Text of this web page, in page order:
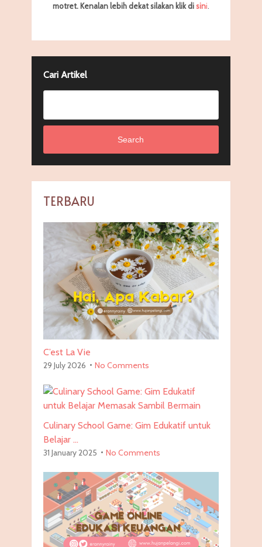
motret. Kenalan lebih dekat silakan klik disini
Cari Artikel
Search
TERBARU
C’est La Vie
29 July 2026 No Comments
Culinary School Game: Gim Edukatif untuk
Belajar …
31 January 2025 No Comments